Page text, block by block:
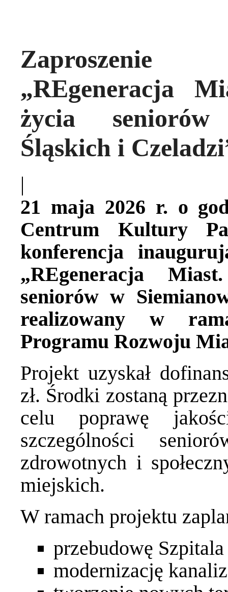
„REgeneracja
życia
Śląskich i
|
21 maja 2026 r. o
Centrum Kultury
konferencja
„REgeneracja
seniorów w
realizowany w
Programu Rozwoju
Projekt uzyskał
zł. Środki zostaną
celu poprawę
szczególności
zdrowotnych i
miejskich.
W ramach projektu
przebudowę
modernizację